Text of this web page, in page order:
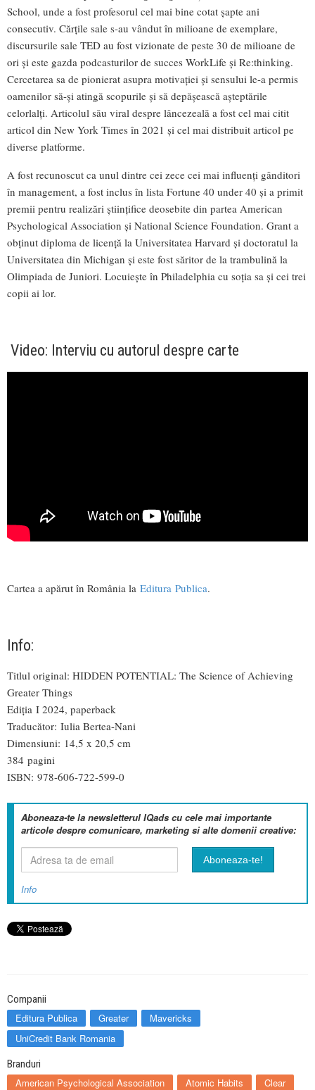
School, unde a fost profesorul cel mai bine cotat șapte ani
consecutiv. Cărțile sale s-au vândut în milioane de exemplare,
discursurile sale TED au fost vizionate de peste 30 de milioane de
ori și este gazda podcasturilor de succes WorkLife și Re:thinking.
Cercetarea sa de pionierat asupra motivației și sensului le-a permis
oamenilor să-și atingă scopurile și să depășească așteptările
celorlalți. Articolul său viral despre lâncezeală a fost cel mai citit
articol din New York Times în 2021 și cel mai distribuit articol pe
diverse platforme.
A fost recunoscut ca unul dintre cei zece cei mai influenți gânditori
în management, a fost inclus în lista Fortune 40 under 40 și a primit
premii pentru realizări științifice deosebite din partea American
Psychological Association și National Science Foundation. Grant a
obținut diploma de licență la Universitatea Harvard și doctoratul la
Universitatea din Michigan și este fost săritor de la trambulină la
Olimpiada de Juniori. Locuiește în Philadelphia cu soția sa și cei trei
copii ai lor.
Video: Interviu cu autorul despre carte
Cartea a apărut în România la Editura Publica.
Info:
Titlul original: HIDDEN POTENTIAL: The Science of Achieving
Greater Things
Ediția I 2024, paperback
Traducător: Iulia Bertea-Nani
Dimensiuni: 14,5 x 20,5 cm
384 pagini
ISBN: 978-606-722-599-0
Aboneaza-te la newsletterul IQads cu cele mai importante
articole despre comunicare, marketing si alte domenii creative:
Info
Companii
Editura Publica Greater
Mavericks
UniCredit Bank Romania
Branduri
American Psychological Association Atomic Habits
Clear